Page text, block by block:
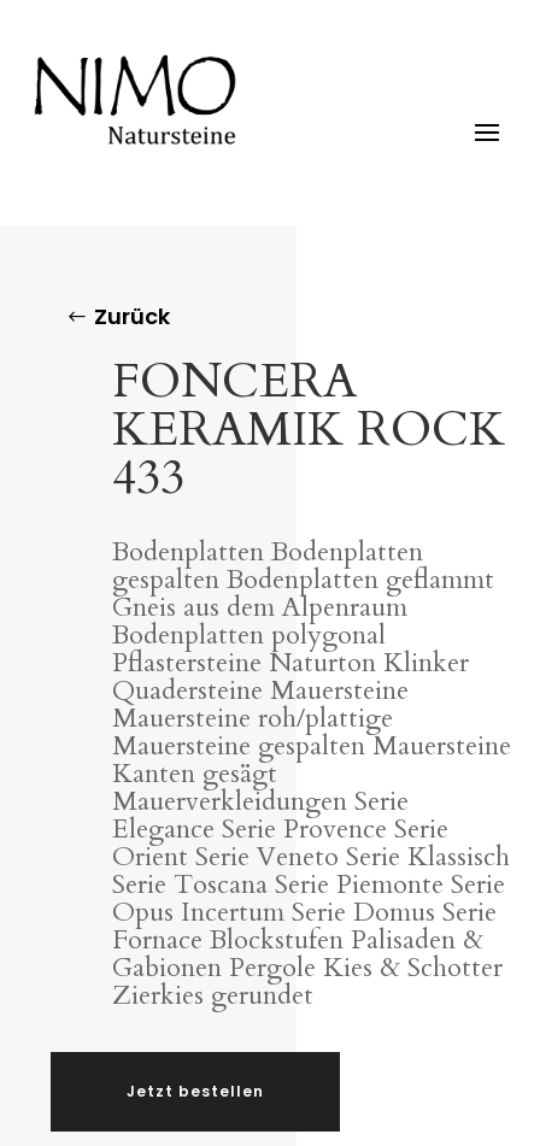
Zurück
FONCERA
KERAMIK ROCK
433
Bodenplatten Bodenplatten
gespalten Bodenplatten geflammt
Gneis aus dem Alpenraum
Bodenplatten polygonal
Pflastersteine Naturton Klinker
Quadersteine Mauersteine
Mauersteine roh/plattige
Mauersteine gespalten Mauersteine
Kanten gesägt
Mauerverkleidungen Serie
Elegance Serie Provence Serie
Orient Serie Veneto Serie Klassisch
Serie Toscana Serie Piemonte Serie
Opus Incertum Serie Domus Serie
Fornace Blockstufen Palisaden &
Gabionen Pergole Kies & Schotter
Zierkies gerundet
Jetzt bestellen